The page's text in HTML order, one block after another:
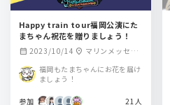
Happy train tour福岡公演にた
まちゃん祝花を贈りましょう！
calendar_month 2023/10/14 location_on マリンメッセ福
福岡もたまちゃんにお花を届け
ましょう！
参加 21人